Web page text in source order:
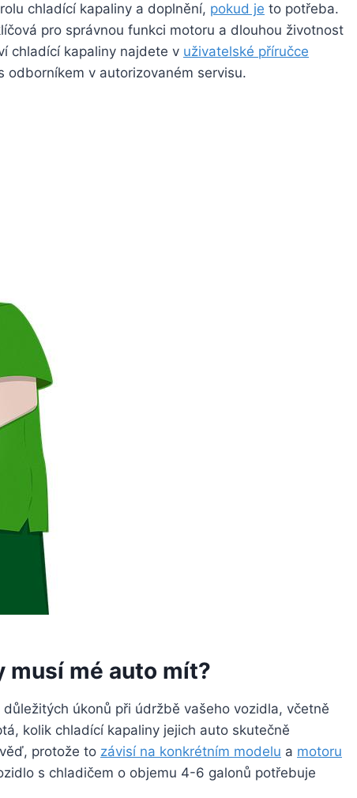
chladící kapaliny a doplnění, pokud je to potřeba.
pro správnou funkci motoru a dlouhou životnost
chladící kapaliny najdete v uživatelské příručce
odborníkem v autorizovaném servisu.
musí mé auto mít?
úkonů při údržbě vašeho vozidla, včetně
kolik chladící kapaliny jejich auto skutečně
protože to závisí na konkrétním modelu a motoru
s chladičem o objemu 4-6 galonů potřebuje